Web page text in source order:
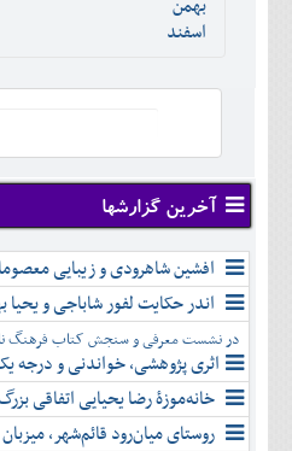
اسفند
آخرین گزارشها
افشین شاهرودی و زیبایی
اندر حکایت لفور شاباجی و یحیا
در نشست معرفی و سنجش کتاب فرهنگ
اثری پژوهشی، خواندنی و درجه
خانه‌موزۀ رضا یحیایی اتفاقی
روستای میان‌رود قائم‌شهر،